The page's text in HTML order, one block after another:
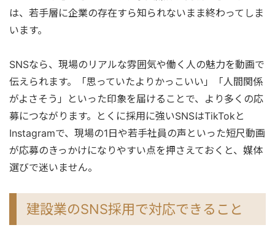
は、若手層に企業の存在すら知られないまま終わってしま
います。
SNSなら、現場のリアルな雰囲気や働く人の魅力を動画で
伝えられます。「思っていたよりかっこいい」「人間関係
がよさそう」といった印象を届けることで、より多くの応
募につながります。とくに採用に強いSNSはTikTokと
Instagramで、現場の1日や若手社員の声といった短尺動画
が応募のきっかけになりやすい点を押さえておくと、媒体
選びで迷いません。
建設業のSNS採用で対応できること